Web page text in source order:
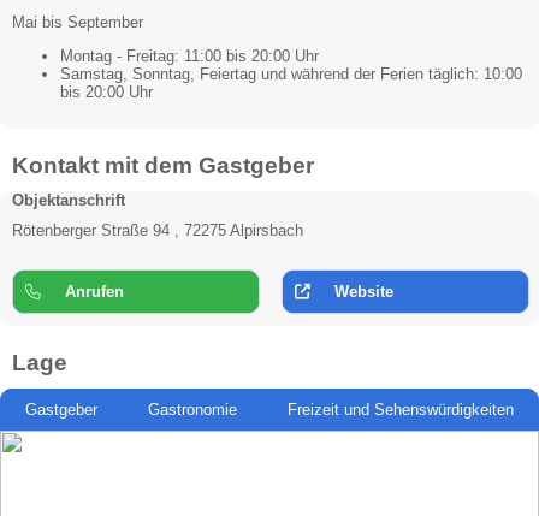
Mai bis September
Montag - Freitag: 11:00 bis 20:00 Uhr
Samstag, Sonntag, Feiertag und während der Ferien täglich: 10:00
bis 20:00 Uhr
Kontakt mit dem Gastgeber
Objektanschrift
Rötenberger Straße 94 , 72275 Alpirsbach
Anrufen Website
Lage
Gastgeber Gastronomie Freizeit und Sehenswürdigkeiten